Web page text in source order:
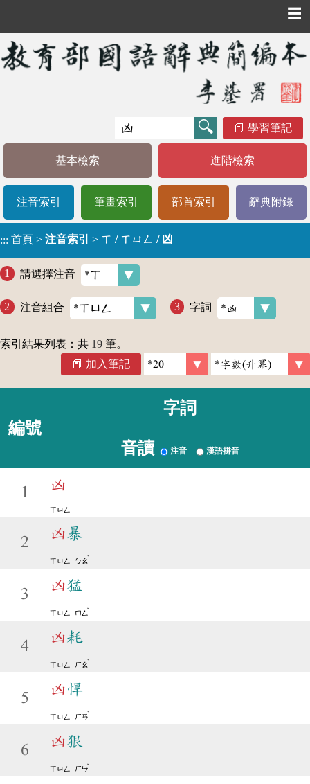
☰
學習筆記
基本檢索 進階檢索
注音索引 筆畫索引 部首索引 辭典附錄
::: 首頁 > 注音索引 > ㄒ / ㄒㄩㄥ / 凶
請選擇注音
注音組合 字詞
索引結果列表：共 19 筆。
加入筆記
編號
字詞
音讀 注音 漢語拼音
1 凶
ㄒㄩㄥ
2
凶暴
ㄒㄩㄥ ㄅㄠ
ˋ
3
凶猛
ㄒㄩㄥ ㄇㄥ
ˇ
4
凶耗
ㄒㄩㄥ ㄏㄠ
ˋ
5
凶悍
ㄒㄩㄥ ㄏㄢ
ˋ
6
凶狠
ㄒㄩㄥ ㄏㄣ
ˇ